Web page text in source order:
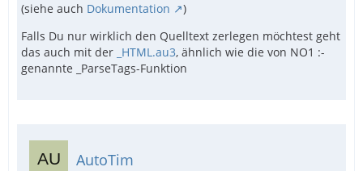
(siehe auch Dokumentation
)
Falls Du nur wirklich den Quelltext zerlegen möchtest geht
das auch mit der _HTML.au3, ähnlich wie die von NO1 :-
genannte _ParseTags-Funktion
AutoTim